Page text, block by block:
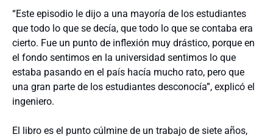
“Este episodio le dijo a una mayoría de los estudiantes
que todo lo que se decía, que todo lo que se contaba era
cierto. Fue un punto de inflexión muy drástico, porque en
el fondo sentimos en la universidad sentimos lo que
estaba pasando en el país hacía mucho rato, pero que
una gran parte de los estudiantes desconocía”, explicó el
ingeniero.
El libro es el punto cúlmine de un trabajo de siete años,